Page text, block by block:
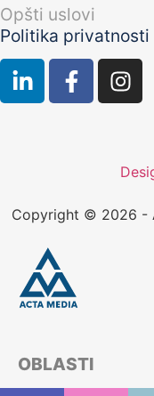
Opšti uslovi
Politika privatnosti
Copyright © 2026 -
OBLASTI